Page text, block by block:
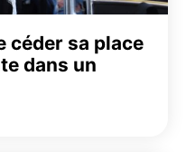
céder sa place
dans un